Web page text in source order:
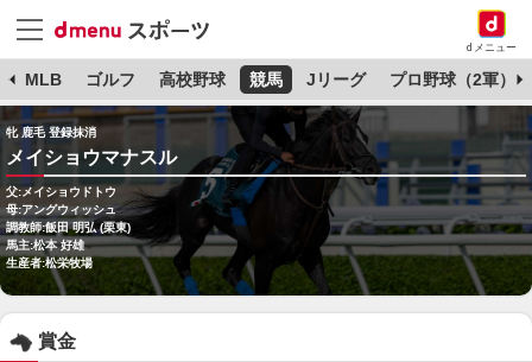
dメニュー
MLB ゴルフ 高校野球 競馬 Jリーグ プロ野球（2軍）
牝 鹿毛 登録抹消
メイショウマナスル
父:メイショウドトウ
母:アングウィッシュ
調教師:飯田 明弘 (栗東)
馬主:松本 好雄
生産者:松栄牧場
賞金